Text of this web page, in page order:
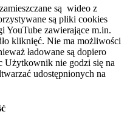
są wideo z
są pliki cookies
YouTube zawierające m.in.
kliknięć. Nie ma możliwości
ładowane są dopiero
Użytkownik nie godzi się na
udostępnionych na